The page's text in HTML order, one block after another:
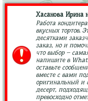
Хасанова Ирина
Работа
вкусных тортов.
десятками
заказ, но и
что выбор –
напишите в
оставьте
вместе с вами
оригинальный и
десерт,
превосходно